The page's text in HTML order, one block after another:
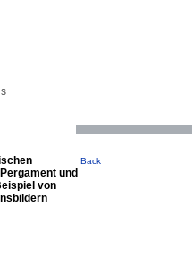
und
von
Back